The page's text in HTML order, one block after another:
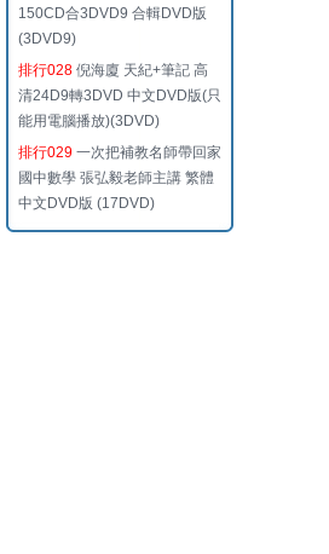
150CD合3DVD9 合輯DVD版
(3DVD9)
排行028 倪海廈 天紀+筆記 高
清24D9轉3DVD 中文DVD版(只
能用電腦播放)(3DVD)
排行029 一次把補教名師帶回家
國中數學 張弘毅老師主講 繁體
中文DVD版 (17DVD)